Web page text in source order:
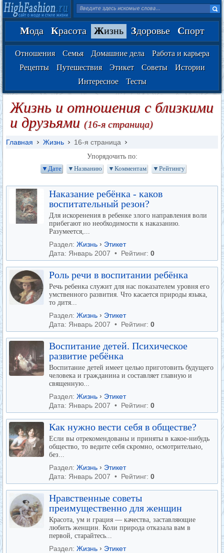
Мода Красота Жизнь Здоровье Спорт
Отношения Семья Домашние дела
Работа и карьера
Рецепты
Путешествия Этикет Советы
Истории
Интересное
Тесты
Жизнь и отношения с близкими
и друзьями (16-я страница)
Главная Жизнь 16-я страница
Упорядочить по:
▼Дате
▼Названию ▼Комментам ▼Рейтингу
Наказание ребёнка - каков
воспитательный резон?
Для искоренения в ребенке злого направления воли
прибегают но необходимости к наказанию.
Разумеется,...
Раздел: Жизнь › Этикет
Дата: Январь 2007 • Рейтинг: 0
Роль речи в воспитании ребёнка
Речь ребенка служит для нас показателем уровня его
умственного развития. Что касается природы языка,
то дитя...
Раздел: Жизнь › Этикет
Дата: Январь 2007 • Рейтинг: 0
Воспитание детей. Психическое
развитие ребёнка
Воспитание детей имеет целью приготовить будущего
человека и гражданина и составляет главную и
священную...
Раздел: Жизнь › Этикет
Дата: Январь 2007 • Рейтинг: 0
Как нужно вести себя в обществе?
Если вы отрекомендованы и приняты в какое-нибудь
общество, то ведите себя скромно, осмотрительно,
без...
Раздел: Жизнь › Этикет
Дата: Январь 2007 • Рейтинг: 0
Нравственные советы
преимущественно для женщин
Красота, ум и грация — качества, заставляющие
любить женщин. Коли природа отказала вам в
первой, старайтесь...
Раздел: Жизнь › Этикет